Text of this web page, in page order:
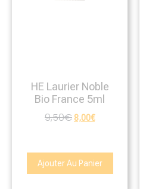
HE Laurier Noble
Bio France 5ml
9,50€ 8,00€
Ajouter Au Panier